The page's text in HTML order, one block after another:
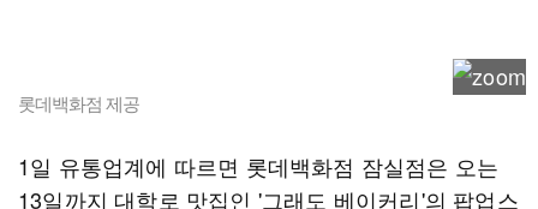
롯데백화점 제공
1일 유통업계에 따르면 롯데백화점 잠실점은 오는
13일까지 대학로 맛집인 '그래도 베이커리'의 팝업스